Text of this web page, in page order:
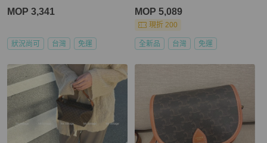
MOP 3,341
狀況尚可 台灣 免運
MOP 5,089
現折 200
全新品 台灣 免運